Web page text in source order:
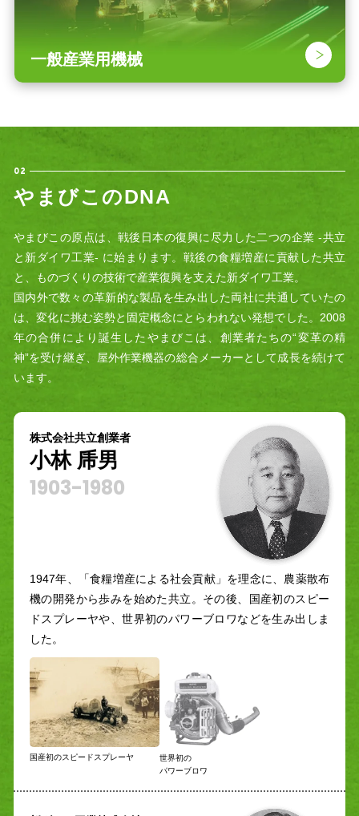
一般産業用機械
02
や ま びこ のDNA
やまびこの原点は、戦後日本の復興に尽力した二つの企業 -共立
と新ダイワ工業- に始まります。戦後の食糧増産に貢献した共立
と、ものづくりの技術で産業復興を支えた新ダイワ工業。
国内外で数々の革新的な製品を生み出した両社に共通していたの
は、変化に挑む姿勢と固定概念にとらわれない発想でした。2008
年の合併により誕生したやまびこは、創業者たちの“変革の精
神”を受け継ぎ、屋外作業機器の総合メーカーとして成長を続けて
います。
株式会社共立創業者
小林 乕男
1903-1980
1947年、「食糧増産による社会貢献」を理念に、農薬散布
機の開発から歩みを始めた共立。その後、国産初のスピー
ドスプレーヤや、世界初のパワーブロワなどを生み出しま
した。
国産初のスピードスプレーヤ
世界初の
パワーブロワ